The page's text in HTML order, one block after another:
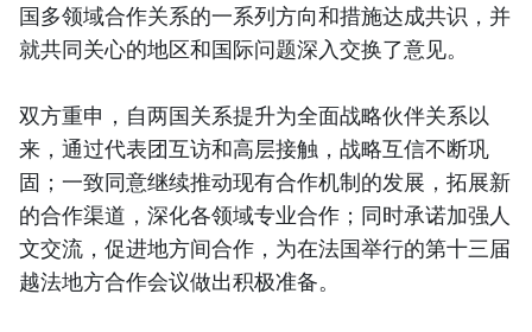
国多领域合作关系的一系列方向和措施达成共识，并
就共同关心的地区和国际问题深入交换了意见。
双方重申，自两国关系提升为全面战略伙伴关系以
来，通过代表团互访和高层接触，战略互信不断巩
固；一致同意继续推动现有合作机制的发展，拓展新
的合作渠道，深化各领域专业合作；同时承诺加强人
文交流，促进地方间合作，为在法国举行的第十三届
越法地方合作会议做出积极准备。